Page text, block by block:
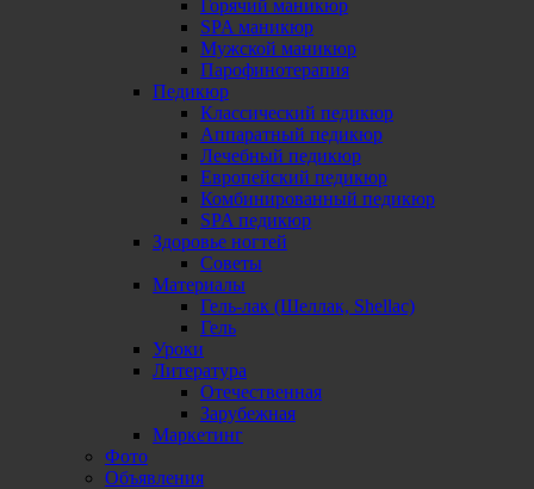
Горячий маникюр
SPA маникюр
Мужской маникюр
Парофинотерапия
Педикюр
Классический педикюр
Аппаратный педикюр
Лечебный педикюр
Европейский педикюр
Комбинированный педикюр
SPA педикюр
Здоровье ногтей
Советы
Материалы
Гель-лак (Шеллак, Shellac)
Гель
Уроки
Литература
Отечественная
Зарубежная
Маркетинг
Фото
Объявления